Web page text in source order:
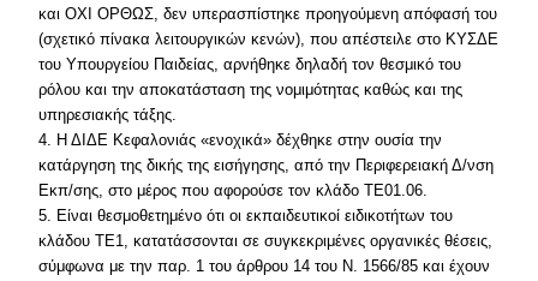
και ΟΧΙ ΟΡΘΩΣ, δεν υπερασπίστηκε προηγούμενη απόφασή του
(σχετικό πίνακα λειτουργικών κενών), που απέστειλε στο ΚΥΣΔΕ
του Υπουργείου Παιδείας, αρνήθηκε δηλαδή τον θεσμικό του
ρόλου και την αποκατάσταση της νομιμότητας καθώς και της
υπηρεσιακής τάξης.
4. Η ΔΙΔΕ Κεφαλονιάς «ενοχικά» δέχθηκε στην ουσία την
κατάργηση της δικής της εισήγησης, από την Περιφερειακή Δ/νση
Εκπ/σης, στο μέρος που αφορούσε τον κλάδο ΤΕ01.06.
5. Είναι θεσμοθετημένο ότι οι εκπαιδευτικοί ειδικοτήτων του
κλάδου ΤΕ1, κατατάσσονται σε συγκεκριμένες οργανικές θέσεις,
σύμφωνα με την παρ. 1 του άρθρου 14 του Ν. 1566/85 και έχουν